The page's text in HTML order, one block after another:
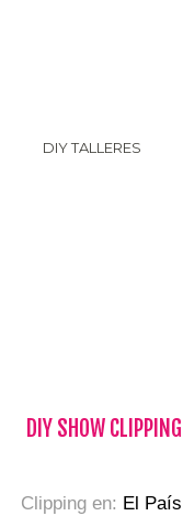
DIY TALLERES
DIY SHOW CLIPPING
Clipping en: El País